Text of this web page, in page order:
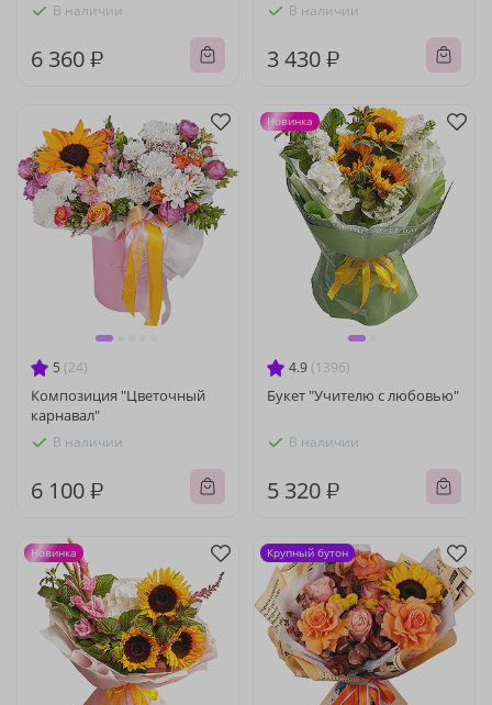
В наличии
6 360 ₽
В наличии
3 430 ₽
5 (24)
Композиция "Цветочный
карнавал"
В наличии
6 100 ₽
4.9 (1396)
Букет "Учителю с любовью"
В наличии
5 320 ₽
Новинка
Новинка Крупный бутон